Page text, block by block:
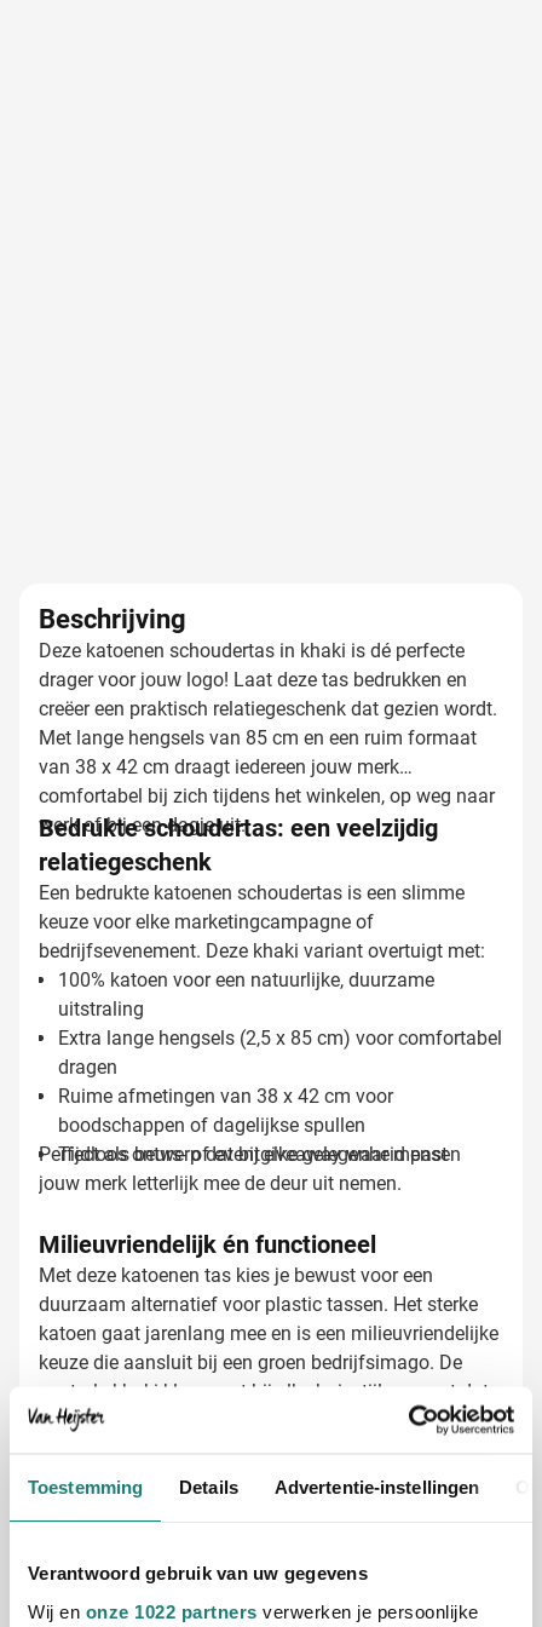
Toestemming Details Advertentie-instellingen
Verantwoord gebruik van uw gegevens
Wij en onze 1022 partners verwerken je persoonlijke
Beschrijving
Deze katoenen schoudertas in khaki is dé perfecte
drager voor jouw logo! Laat deze tas bedrukken en
creëer een praktisch relatiegeschenk dat gezien wordt.
Met lange hengsels van 85 cm en een ruim formaat
van 38 x 42 cm draagt iedereen jouw merk
comfortabel bij zich tijdens het winkelen, op weg naar
werk of bij een dagje uit.
Bedrukte schoudertas: een veelzijdig
relatiegeschenk
Een bedrukte katoenen schoudertas is een slimme
keuze voor elke marketingcampagne of
bedrijfsevenement. Deze khaki variant overtuigt met:
100% katoen voor een natuurlijke, duurzame
uitstraling
Extra lange hengsels (2,5 x 85 cm) voor comfortabel
dragen
Ruime afmetingen van 38 x 42 cm voor
boodschappen of dagelijkse spullen
Tijdloos ontwerp dat bij elke gelegenheid past
Perfect als beurs- of eventgiveaway waar mensen
jouw merk letterlijk mee de deur uit nemen.
Milieuvriendelijk én functioneel
Met deze katoenen tas kies je bewust voor een
duurzaam alternatief voor plastic tassen. Het sterke
katoen gaat jarenlang mee en is een milieuvriendelijke
keuze die aansluit bij een groen bedrijfsimago. De
neutrale khaki kleur past bij elke huisstijl en zorgt dat
jouw logo optimaal tot zijn recht komt.
Bij Van Heijster Relatiegeschenken toveren we deze
Met een pakkende slogan of bedrijfsnaam
Full color bedrukking mogelijk voor maximale